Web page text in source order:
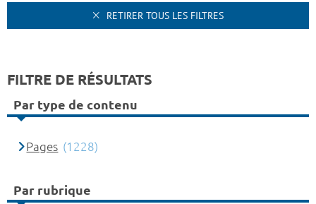
RETIRER TOUS LES FILTRES
FILTRE DE RÉSULTATS
Par type de contenu
Pages (1228)
Par rubrique